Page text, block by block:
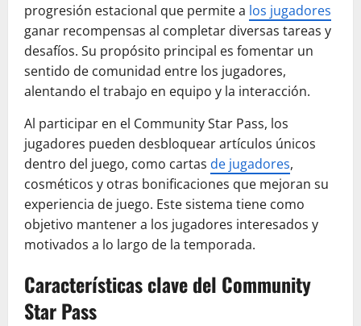
progresión estacional que permite a los jugadores
ganar recompensas al completar diversas tareas y
desafíos. Su propósito principal es fomentar un
sentido de comunidad entre los jugadores,
alentando el trabajo en equipo y la interacción.
Al participar en el Community Star Pass, los
jugadores pueden desbloquear artículos únicos
dentro del juego, como cartas de jugadores,
cosméticos y otras bonificaciones que mejoran su
experiencia de juego. Este sistema tiene como
objetivo mantener a los jugadores interesados y
motivados a lo largo de la temporada.
Características clave del Community
Star Pass